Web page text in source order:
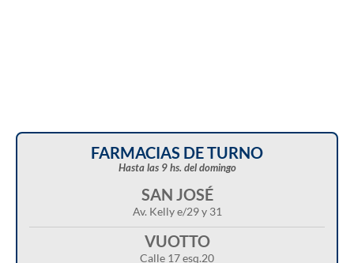
FARMACIAS DE TURNO
Hasta las 9 hs. del domingo
SAN JOSÉ
Av. Kelly e/29 y 31
VUOTTO
Calle 17 esq.20